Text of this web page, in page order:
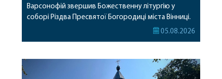
Варсонофій звершив Божественну літургію у
соборі Різдва Пресвятої Богородиці міста Вінниці.
Його Високопреосвященству співслужили
священному сані. Під час богослужіння підносилися
особливі молитви за мир в Україні, за воїнів, які
05.08.2026